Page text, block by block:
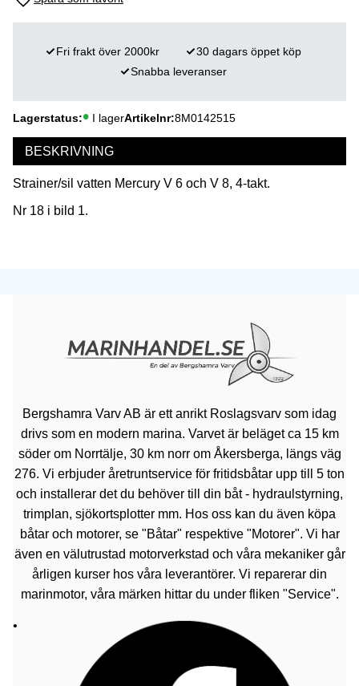
Lägg till i favoriter
Lagerstatus I lagerArtikelnr 8M0142515
Fri frakt över 2000kr
30 dagars öppet köp
Snabba leveranser
BESKRIVNING
Strainer/sil vatten Mercury V 6 och V 8, 4-takt.
Nr 18 i bild 1.
Bergshamra Varv AB är ett anrikt Roslagsvarv som idag
drivs som en modern marina. Varvet är beläget ca 15 km
söder om Norrtälje, 30 km norr om Åkersberga, längs väg
276. Vi erbjuder åretruntservice för fritidsbåtar upp till 5 ton
och installerar det du behöver till din båt - hydraulstyrning,
trimplan, sjökortsplotter mm. Hos oss kan du även köpa
båtar och motorer, se "Båtar" respektive "Motorer". Vi har
även en välutrustad motorverkstad och våra mekaniker går
årligen kurser hos våra leverantörer. Vi reparerar din
marinmotor, våra märken hittar du under fliken "Service".